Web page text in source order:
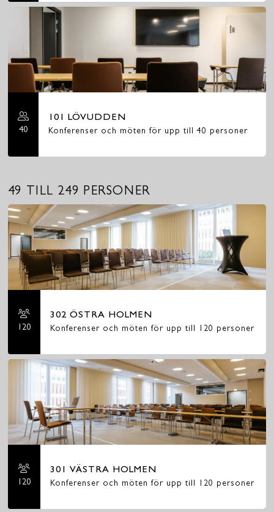
40
101 LÖVUDDEN
Konferenser och möten för upp till 40 personer
49 TILL 249 PERSONER
120
302 ÖSTRA HOLMEN
Konferenser och möten för upp till 120 personer
120
301 VÄSTRA HOLMEN
Konferenser och möten för upp till 120 personer